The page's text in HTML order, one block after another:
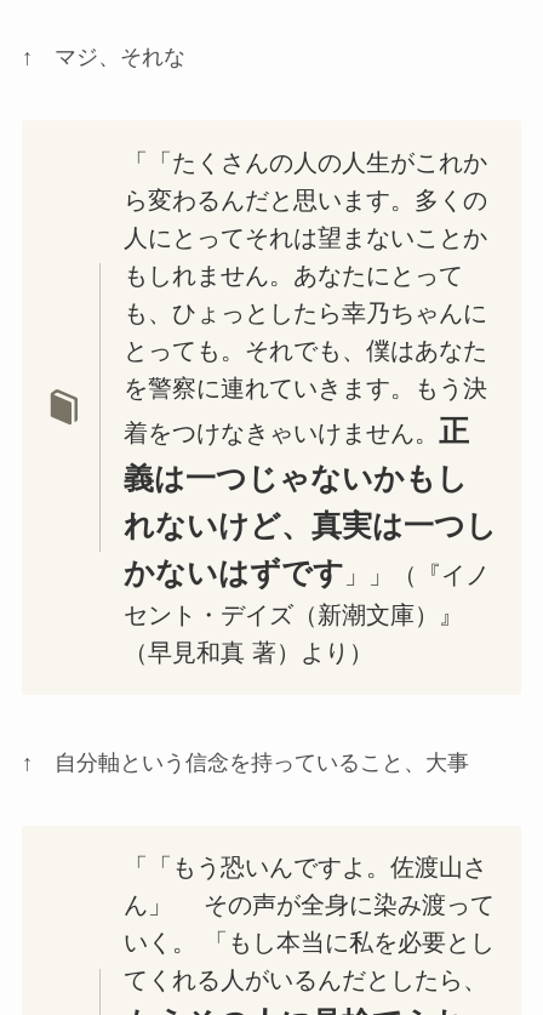
↑ マジ、それな
「「たくさんの人の人生がこれか
ら変わるんだと思います。多くの
人にとってそれは望まないことか
もしれません。あなたにとって
も、ひょっとしたら幸乃ちゃんに
とっても。それでも、僕はあなた
を警察に連れていきます。もう決
着をつけなきゃいけません。 正
義は一つじゃないかもし
れないけど、真実は一つし
かないはずです 」」（『イノ
セント・デイズ（新潮文庫）』
（早見和真 著）より）
↑ 自分軸という信念を持っていること、大事
「「もう恐いんですよ。佐渡山さ
ん」 その声が全身に染み渡って
いく。 「もし本当に私を必要とし
てくれる人がいるんだとしたら、